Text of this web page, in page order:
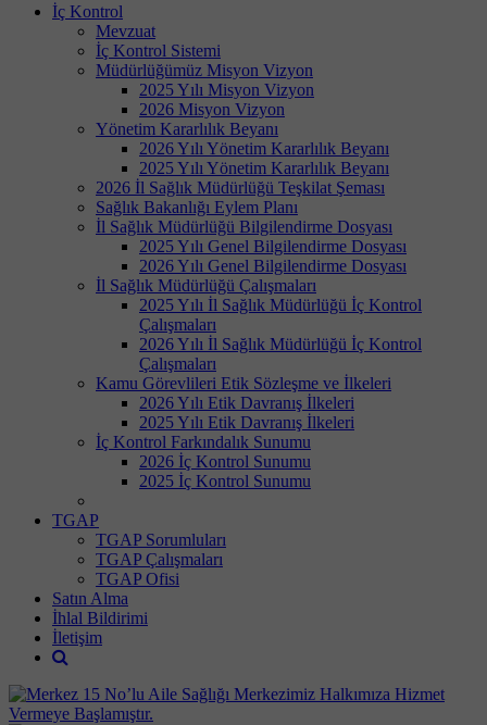
İç Kontrol
Mevzuat
İç Kontrol Sistemi
Müdürlüğümüz Misyon Vizyon
2025 Yılı Misyon Vizyon
2026 Misyon Vizyon
Yönetim Kararlılık Beyanı
2026 Yılı Yönetim Kararlılık Beyanı
2025 Yılı Yönetim Kararlılık Beyanı
2026 İl Sağlık Müdürlüğü Teşkilat Şeması
Sağlık Bakanlığı Eylem Planı
İl Sağlık Müdürlüğü Bilgilendirme Dosyası
2025 Yılı Genel Bilgilendirme Dosyası
2026 Yılı Genel Bilgilendirme Dosyası
İl Sağlık Müdürlüğü Çalışmaları
2025 Yılı İl Sağlık Müdürlüğü İç Kontrol
Çalışmaları
2026 Yılı İl Sağlık Müdürlüğü İç Kontrol
Çalışmaları
Kamu Görevlileri Etik Sözleşme ve İlkeleri
2026 Yılı Etik Davranış İlkeleri
2025 Yılı Etik Davranış İlkeleri
İç Kontrol Farkındalık Sunumu
2026 İç Kontrol Sunumu
2025 İç Kontrol Sunumu
TGAP
TGAP Sorumluları
TGAP Çalışmaları
TGAP Ofisi
Satın Alma
İhlal Bildirimi
İletişim